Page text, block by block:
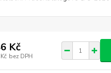
Kč
bez DPH